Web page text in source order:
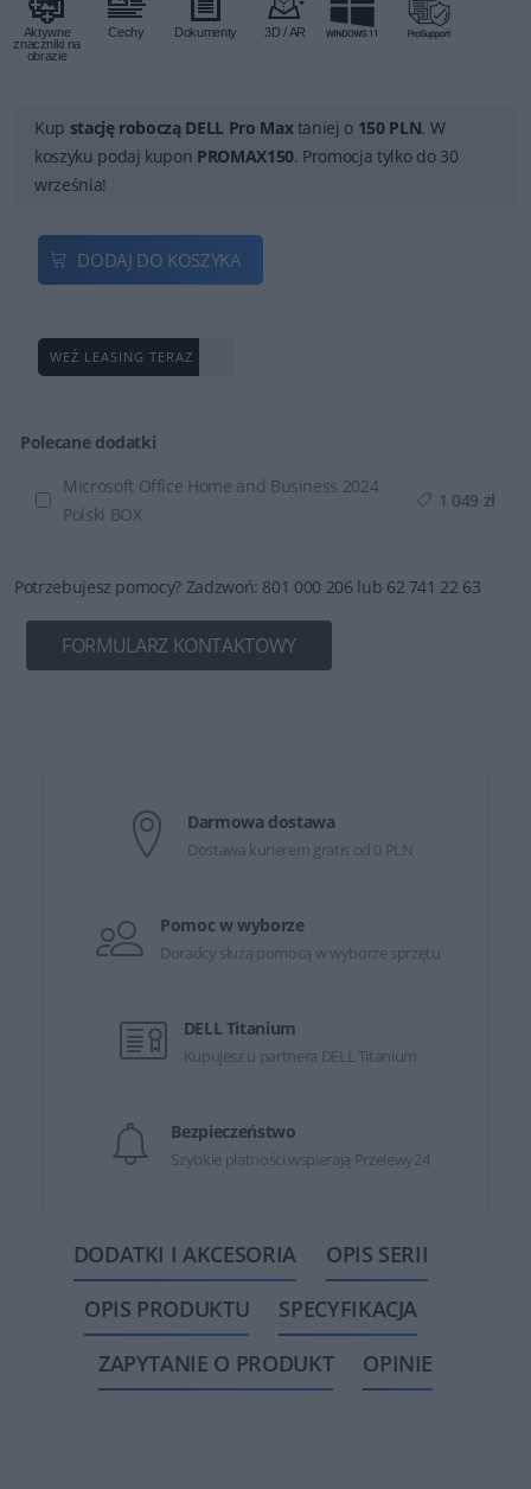
Kup stację roboczą DELL Pro Maxtaniej o 150 PLN. W
koszyku podaj kupon PROMAX150. Promocja tylko do 30
września!
DODAJ DO KOSZYKA
WEŹ LEASING TERAZ
Polecane dodatki
Microsoft Office Home and Business 2024
Polski BOX
1 049 zł
Potrzebujesz pomocy? Zadzwoń: 801 000 206 lub 62 741 22 63
FORMULARZ KONTAKTOWY
Darmowa dostawa
Dostawa kurierem gratis od 0 PLN
Pomoc w wyborze
Doradcy służą pomocą w wyborze sprzętu
DELL Titanium
Kupujesz u partnera DELL Titanium
Bezpieczeństwo
Szybkie płatności wspierają Przelewy24
DODATKI I AKCESORIA
OPIS SERII
OPIS PRODUKTU
SPECYFIKACJA
ZAPYTANIE O PRODUKT
OPINIE